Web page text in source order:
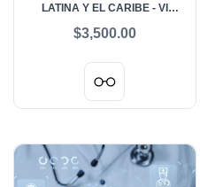
LATINA Y EL CARIBE - VI
GEOPATRIMONIO Y
$3,500.00